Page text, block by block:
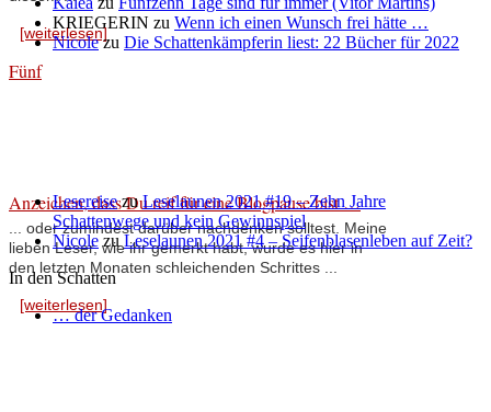
[weiterlesen]
Fünf
Anzeichen, dass Du reif für eine Blogpause bist …
... oder zumindest darüber nachdenken solltest. Meine
lieben Leser, wie ihr gemerkt habt, wurde es hier in
den letzten Monaten schleichenden Schrittes ...
[weiterlesen]
KRIEGERIN zu Wenn ich einen Wunsch frei hätte …
Nicolezu Die Schattenkämpferin liest: 22 Bücher für 2022
LesereisezuLeselaunen 2021 #19 – Zehn Jahre
Schattenwege und kein Gewinnspiel
Nicole zu Leselaunen 2021 #4 – Seifenblasenleben auf Zeit?
In den Schatten
… der Gedanken